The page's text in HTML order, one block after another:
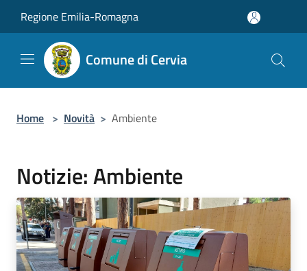
Regione Emilia-Romagna
Comune di Cervia
Home > Novità > Ambiente
Notizie: Ambiente